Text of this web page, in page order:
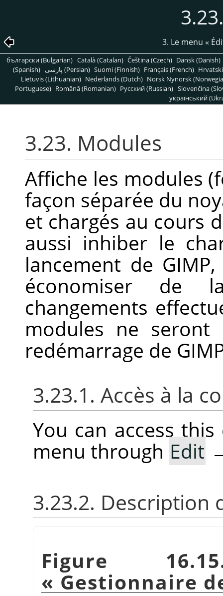
3. Le menu «
български (Bulgarian) Català (Catalan) Čeština (Czech) Dansk (Danish)
(Spanish)
پارسی (Persian) Suomi (Finnish) Français (French)
Lietuvis (Lithuanian) Nederlands (Dutch) Norsk Nynorsk
Portuguese) Română (Romanian) Pусский (Russian) Slovenčina
український
3.23. Modules
Affiche les modules
façon séparée du
et chargés au cours
aussi inhiber le
lancement de
économiser de
changements
modules ne seront
redémarrage de
3.23.1. Accès à la
You can access
menu through Edit
3.23.2. Description
Figure
« Gestionnaire